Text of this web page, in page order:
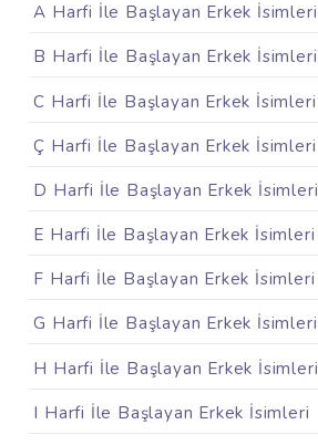
A Harfi İle Başlayan Erkek İsimleri
B Harfi İle Başlayan Erkek İsimleri
C Harfi İle Başlayan Erkek İsimleri
Ç Harfi İle Başlayan Erkek İsimleri
D Harfi İle Başlayan Erkek İsimleri
E Harfi İle Başlayan Erkek İsimleri
F Harfi İle Başlayan Erkek İsimleri
G Harfi İle Başlayan Erkek İsimleri
H Harfi İle Başlayan Erkek İsimleri
I Harfi İle Başlayan Erkek İsimleri